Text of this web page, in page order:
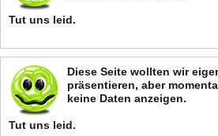
Tut uns leid.
Diese Seite wollten wir
präsentieren, aber
keine Daten anzeigen.
Tut uns leid.